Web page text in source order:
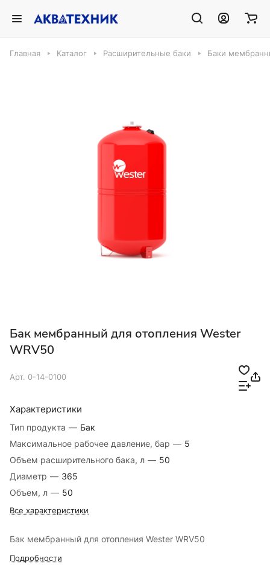
Главная Каталог Расширительные баки Баки
Бак мембранный для отопления Wester
WRV50
Арт. 0-14-0100
Характеристики
Тип продукта — Бак
Максимальное рабочее давление, бар — 5
Объем расширительного бака, л — 50
Диаметр — 365
Объем, л — 50
Все характеристики
Бак мембранный для отопления Wester WRV50
Подробности